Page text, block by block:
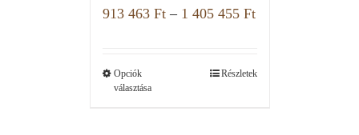
913 463 Ft– 1 405 455 Ft
Opciók
választása
Részletek